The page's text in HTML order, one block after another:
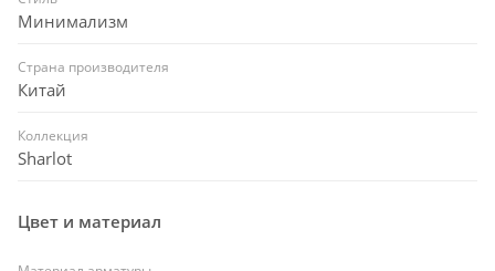
Минимализм
Страна производителя
Китай
Коллекция
Sharlot
Цвет и материал